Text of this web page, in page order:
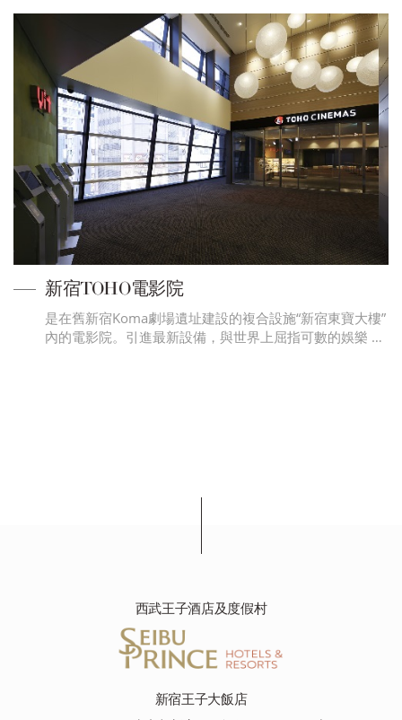
新宿TOHO電影院
是在舊新宿Koma劇場遺址建設的複合設施“新宿東寶大樓”
內的電影院。引進最新設備，與世界上屈指可數的娛樂 …
西武王子酒店及度假村
新宿王子大飯店